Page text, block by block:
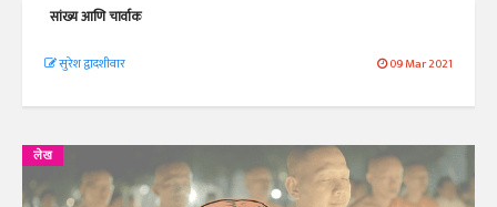
सांख्य आणि चार्वाक
सुरेश द्वादशीवार 09 Mar 2021
लेख